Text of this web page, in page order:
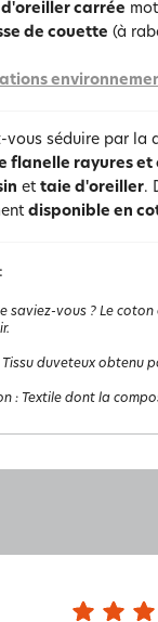
d'oreiller carrée
de couette (à
vous séduire par la
flanelle rayures et
et taie d'oreiller.
disponible en
saviez-vous ? Le
Tissu duveteux obtenu
: Textile dont la